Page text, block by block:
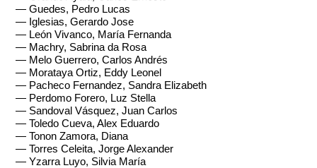
— Guedes, Pedro Lucas
— Iglesias, Gerardo Jose
— León Vivanco, María Fernanda
— Machry, Sabrina da Rosa
— Melo Guerrero, Carlos Andrés
— Morataya Ortiz, Eddy Leonel
— Pacheco Fernandez, Sandra Elizabeth
— Perdomo Forero, Luz Stella
— Sandoval Vásquez, Juan Carlos
— Toledo Cueva, Alex Eduardo
— Tonon Zamora, Diana
— Torres Celeita, Jorge Alexander
— Yzarra Luyo, Silvia María